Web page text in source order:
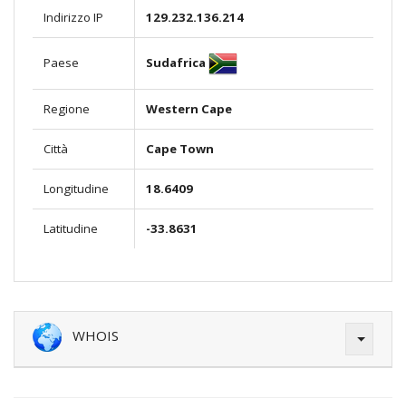
Indirizzo IP 129.232.136.214
Paese Sudafrica
Regione Western Cape
Città Cape Town
Longitudine 18.6409
Latitudine -33.8631
WHOIS